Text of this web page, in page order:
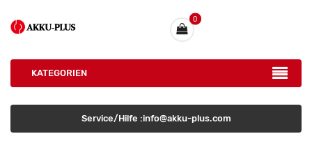
0
KATEGORIEN
Service/Hilfe :info@akku-plus.com